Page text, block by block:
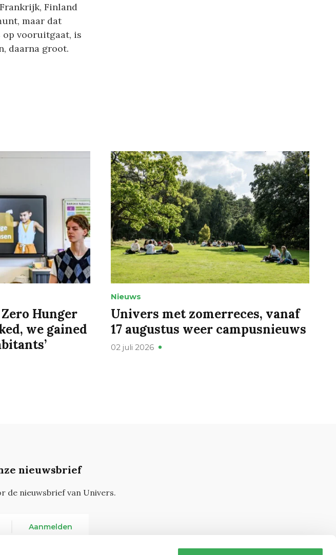
Finland
maar dat
op vooruitgaat, is
daarna groot.
Hunger
we gained
Nieuws
Univers met zomerreces, vanaf
17 augustus weer campusnieuws
02 juli 2026
nieuwsbrief
de nieuwsbrief van Univers.
Aanmelden